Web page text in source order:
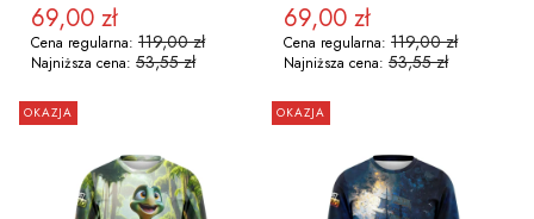
Cena promocyjna
69,00 zł
Cena regularna: 119,00 zł
Najniższa cena: 53,55 zł
Cena promocyjna
69,00 zł
Cena regularna: 119,00 zł
Najniższa cena: 53,55 zł
OKAZJA OKAZJA